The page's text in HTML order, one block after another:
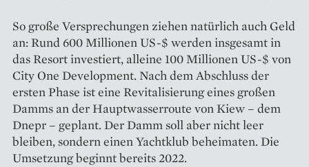
So große Versprechungen ziehen natürlich auch Geld
an: Rund 600 Millionen US-$ werden insgesamt in
das Resort investiert, alleine 100 Milli­onen US-$ von
City One Development. Nach dem Abschluss der
ersten Phase ist eine Revitalisierung eines großen
Damms an der Hauptwasserroute von Kiew – dem
Dnepr – geplant. Der Damm soll aber nicht leer
bleiben, sondern einen Yachtklub beheimaten. Die
Um­setzung beginnt bereits 2022.